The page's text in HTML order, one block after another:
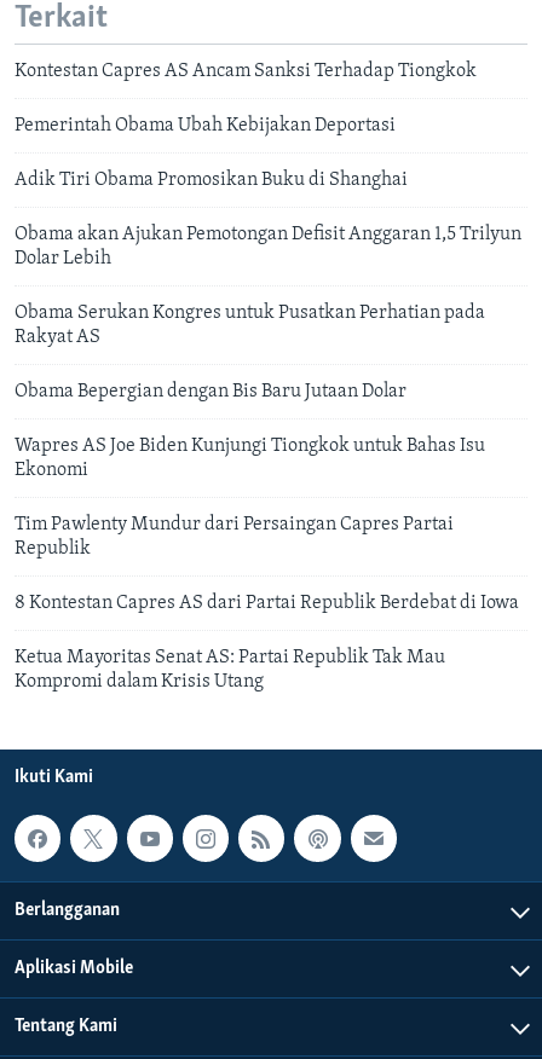
Terkait
Kontestan Capres AS Ancam Sanksi Terhadap Tiongkok
Pemerintah Obama Ubah Kebijakan Deportasi
Adik Tiri Obama Promosikan Buku di Shanghai
Obama akan Ajukan Pemotongan Defisit Anggaran 1,5 Trilyun
Dolar Lebih
Obama Serukan Kongres untuk Pusatkan Perhatian pada
Rakyat AS
Obama Bepergian dengan Bis Baru Jutaan Dolar
Wapres AS Joe Biden Kunjungi Tiongkok untuk Bahas Isu
Ekonomi
Tim Pawlenty Mundur dari Persaingan Capres Partai
Republik
8 Kontestan Capres AS dari Partai Republik Berdebat di Iowa
Ketua Mayoritas Senat AS: Partai Republik Tak Mau
Kompromi dalam Krisis Utang
Ikuti Kami
Berlangganan
Aplikasi Mobile
Tentang Kami